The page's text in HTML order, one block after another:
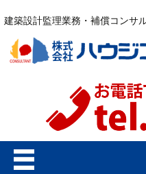
建築設計監理業務・補償コンサ
コ
ン